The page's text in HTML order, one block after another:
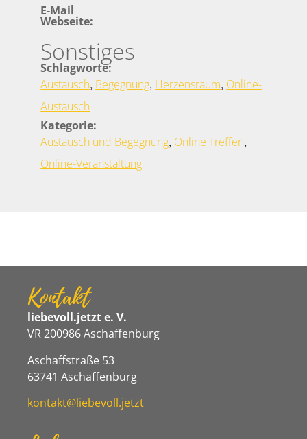
E-Mail
Webseite:
Sonstiges
Schlagworte:
Austausch, Begegnung, Herzensraum, Online-
Austausch
Kategorie:
Austausch und Begegnung, Online Treffen,
Online-Veranstaltung
Kontakt
liebevoll.jetzt e. V.
VR 200986 Aschaffenburg
Aschaffstraße 53
63741 Aschaffenburg
kontakt@liebevoll.jetzt